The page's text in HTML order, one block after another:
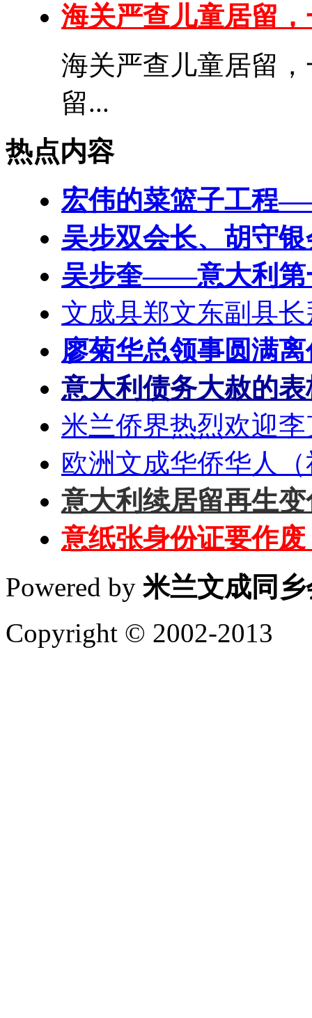
海关严查儿童居留
海关严查儿童居留
留...
热点内容
宏伟的菜篮子工程
吴步双会长、胡守
吴步奎——意大利第
文成县郑文东副县
廖菊华总领事圆满
意大利债务大赦的
米兰侨界热烈欢迎
欧洲文成华侨华人
意大利续居留再生
意纸张身份证要作
Powered by 米兰文成同乡
Copyright © 2002-2013